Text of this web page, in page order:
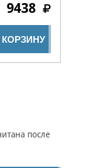
9438
КОРЗИНУ
после